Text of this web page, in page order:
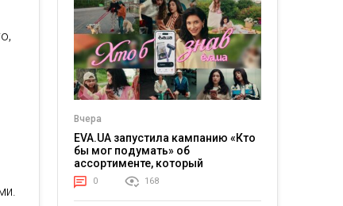
Вчера
EVA.UA запустила кампанию «Кто
бы мог подумать» об
ассортименте, который
покупатели не ожидают увидеть
на платформе
0 168